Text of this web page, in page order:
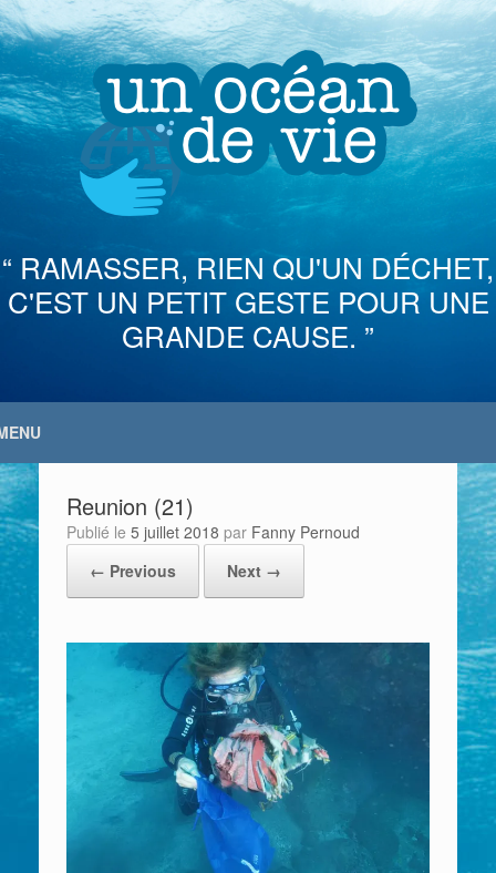
Skip
to
content
“ RAMASSER, RIEN QU'UN DÉCHET,
C'EST UN PETIT GESTE POUR UNE
GRANDE CAUSE. ”
Reunion (21)
Publié le 5 juillet 2018 par Fanny Pernoud
← Previous
Next →